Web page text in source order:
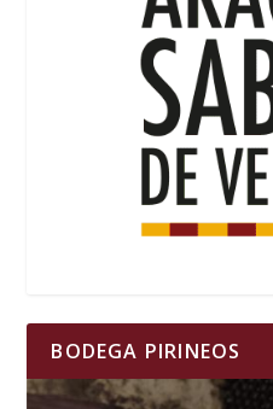
BODEGA PIRINEOS